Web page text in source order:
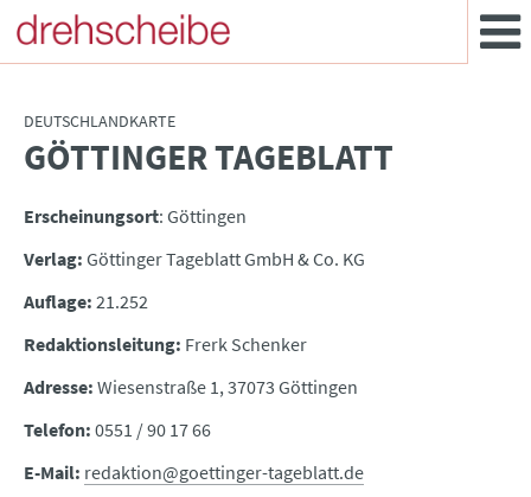
DEUTSCHLANDKARTE
:GÖTTINGER TAGEBLATT
Erscheinungsort: Göttingen
Verlag: Göttinger Tageblatt GmbH & Co. KG
Auflage: 21.252
Redaktionsleitung: Frerk Schenker
Adresse: Wiesenstraße 1, 37073 Göttingen
Telefon: 0551 / 90 17 66
E-Mail: redaktion@goettinger-tageblatt.de